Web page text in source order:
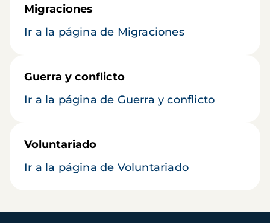
Migraciones
Ir a la página de Migraciones
Guerra y conflicto
Ir a la página de Guerra y conflicto
Voluntariado
Ir a la página de Voluntariado